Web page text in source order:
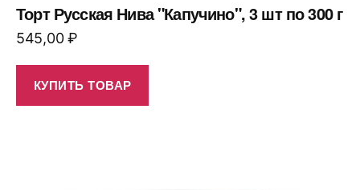
Торт Русская Нива "Капучино", 3 шт по 300 г
545,00₽
КУПИТЬ ТОВАР